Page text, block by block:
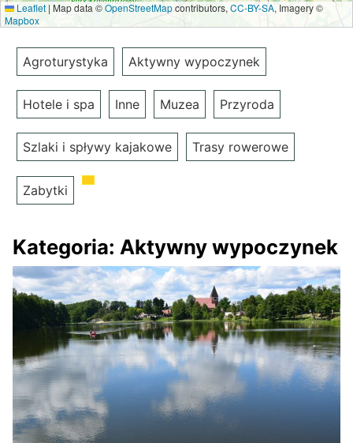
Leaflet | Map data ©OpenStreetMapcontributors, CC-BY-SA, Imagery ©
Mapbox
Agroturystyka Aktywny wypoczynek
Hotele i spa Inne Muzea Przyroda
Szlaki i spływy kajakowe Trasy rowerowe
Zabytki
Kategoria: Aktywny wypoczynek